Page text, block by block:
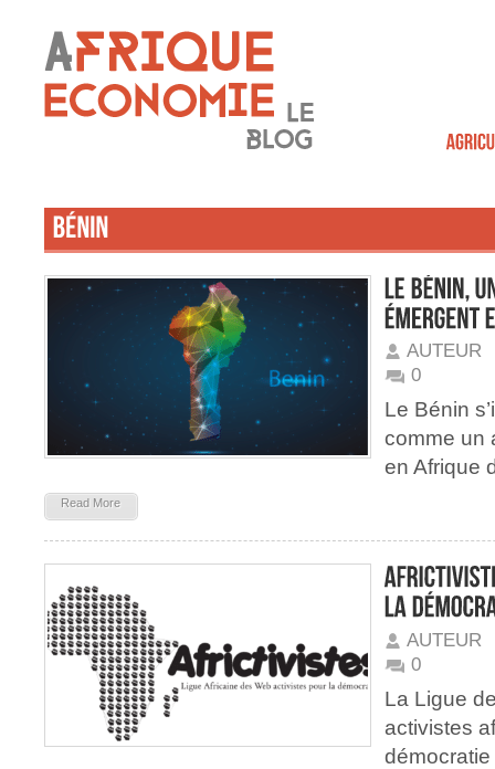
AUTEUR
0
Le Bénin
comme un
en Afrique
Read More
AUTEUR
0
La Ligue
activistes